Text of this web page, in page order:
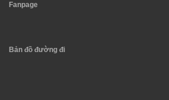
Fanpage
Bản đồ đường đi